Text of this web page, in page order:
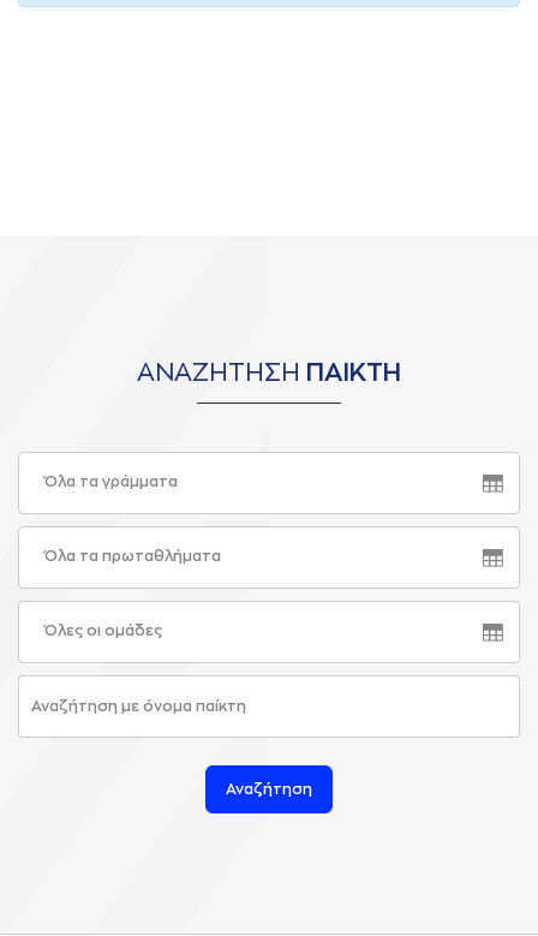
ΑΝΑΖΗΤΗΣΗ ΠΑΙΚΤΗ
Όλα τα γράμματα
Όλα τα πρωταθλήματα
Όλες οι ομάδες
Αναζήτηση